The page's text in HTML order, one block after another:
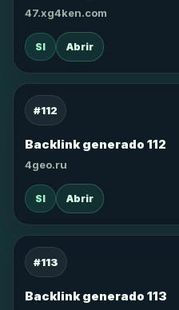
47.xg4ken.com
SI Abrir
#112
Backlink generado 112
4geo.ru
SI Abrir
#113
Backlink generado 113